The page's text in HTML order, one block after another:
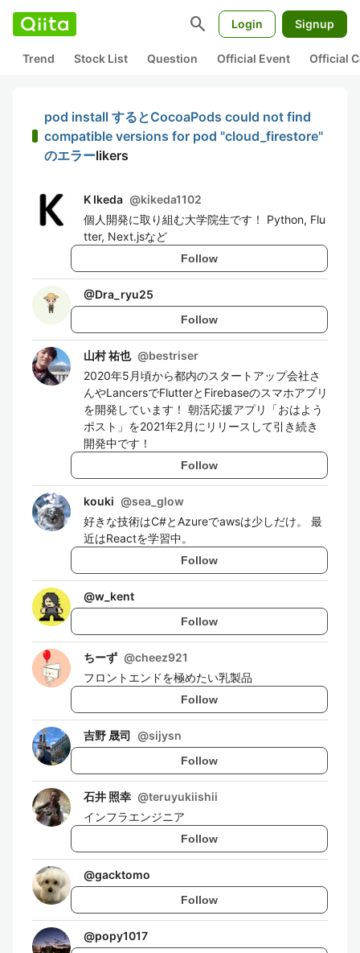
search Login Signup
Trend Stock List Question Official Event Official
pod install するとCocoaPods could not find
compatible versions for pod "cloud_firestore"
のエラーlikers
K Ikeda @kikeda1102
個人開発に取り組む大学院生です！ Python, Flu
tter, Next.jsなど
Follow
@Dra_ryu25
Follow
山村 祐也 @bestriser
2020年5月頃から都内のスタートアップ会社さ
んやLancersでFlutterとFirebaseのスマホアプリ
を開発しています！ 朝活応援アプリ「おはよう
ポスト」を2021年2月にリリースして引き続き
開発中です！
Follow
kouki @sea_glow
好きな技術はC#とAzureでawsは少しだけ。 最
近はReactを学習中。
Follow
@w_kent
Follow
ちーず @cheez921
フロントエンドを極めたい乳製品
Follow
吉野 晟司 @sijysn
Follow
石井 照幸 @teruyukiishii
インフラエンジニア
Follow
@gacktomo
Follow
@popy1017